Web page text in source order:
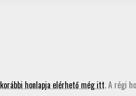
korábbi honlapja elérhető még itt. A régi